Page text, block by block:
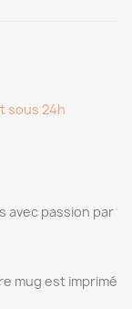
sous 24h
avec passion par
mug est imprimé